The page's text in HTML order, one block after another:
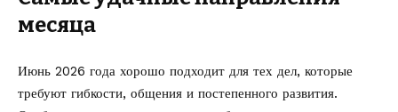
месяца
Июнь 2026 года хорошо подходит для тех дел, которые
требуют гибкости, общения и постепенного развития.